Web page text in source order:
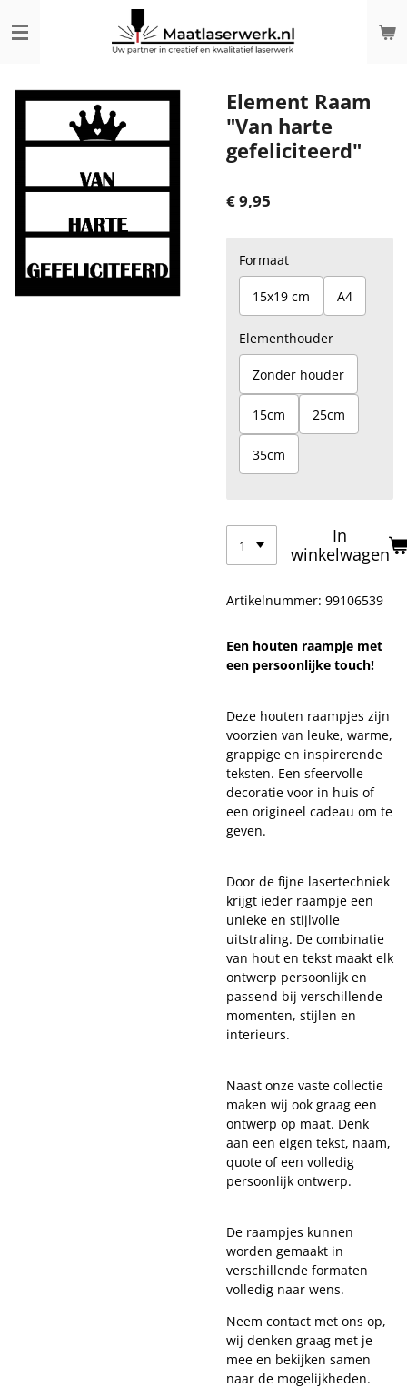
direct
hoofdinhoud
Element Raam
"Van harte
gefeliciteerd"
€ 9,95
Formaat
15x19 cm A4
Elementhouder
Zonder houder
15cm 25cm
35cm
In
winkelwagen
Artikelnummer: 99106539
Een houten raampje met
een persoonlijke touch!
Deze houten raampjes zijn
voorzien van leuke, warme,
grappige en inspirerende
teksten. Een sfeervolle
decoratie voor in huis of
een origineel cadeau om te
geven.
Door de fijne lasertechniek
krijgt ieder raampje een
unieke en stijlvolle
uitstraling. De combinatie
van hout en tekst maakt elk
ontwerp persoonlijk en
passend bij verschillende
momenten, stijlen en
interieurs.
Naast onze vaste collectie
maken wij ook graag een
ontwerp op maat. Denk
aan een eigen tekst, naam,
quote of een volledig
persoonlijk ontwerp.
De raampjes kunnen
worden gemaakt in
verschillende formaten
volledig naar wens.
Neem contact met ons op,
wij denken graag met je
mee en bekijken samen
naar de mogelijkheden.